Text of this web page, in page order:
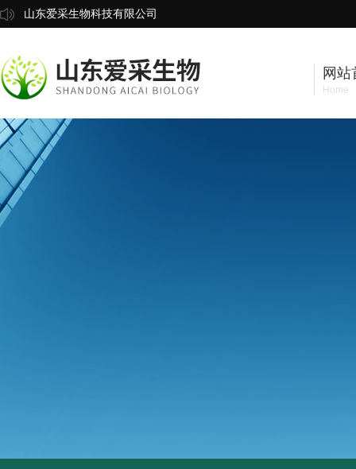
山东爱采生物科技有限公司
网站
Home